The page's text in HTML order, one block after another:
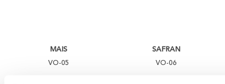
MAIS
VO-05
SAFRAN
VO-06